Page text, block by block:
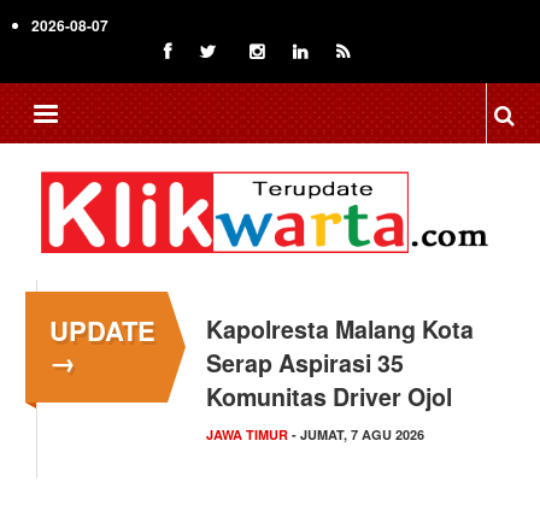
to
content
2026-08-07
UPDATE
→
Kapolresta Malang Kota
Serap Aspirasi 35
Komunitas Driver Ojol
JAWA TIMUR - JUMAT, 7 AGU 2026